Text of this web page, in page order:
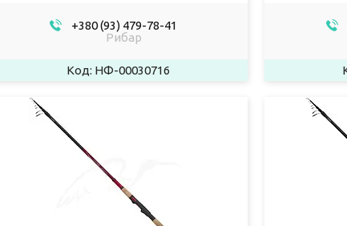
+380 (93) 479-78-41
Рибар
НФ-00030716